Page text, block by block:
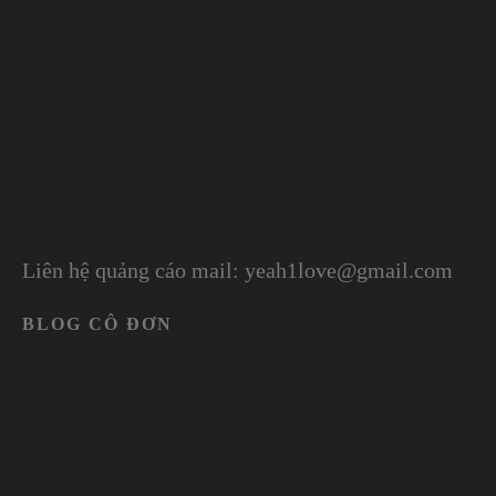
Liên hệ quảng cáo mail: yeah1love@gmail.com
BLOG CÔ ĐƠN